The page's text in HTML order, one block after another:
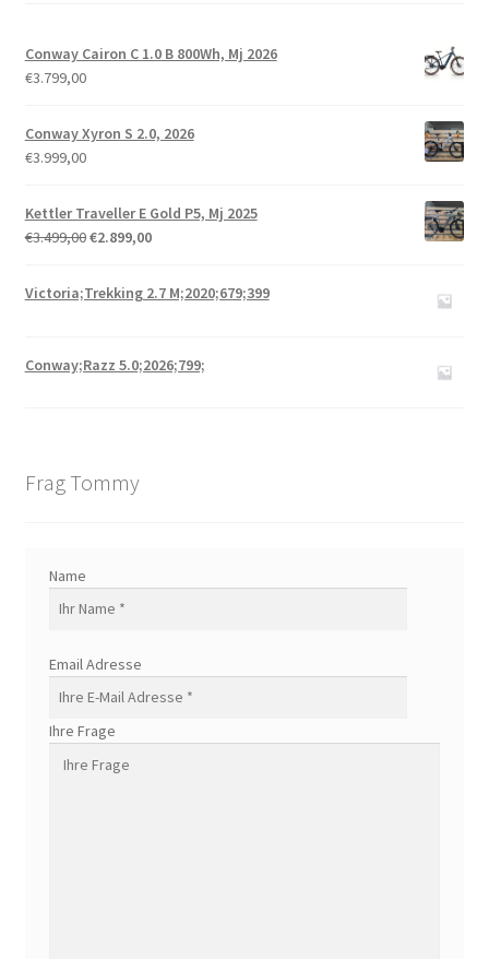
Conway Cairon C 1.0 B 800Wh, Mj 2026
€3.799,00
Conway Xyron S 2.0, 2026
€3.999,00
Kettler Traveller E Gold P5, Mj 2025
€3.499,00€2.899,00
Victoria;Trekking 2.7 M;2020;679;399
Conway;Razz 5.0;2026;799;
Frag Tommy
Name
Email Adresse
Ihre Frage